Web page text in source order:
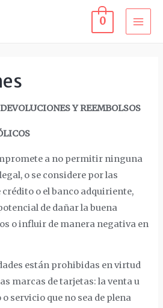
0
Y REEMBOLSOS
a no permitir ninguna
o se considere por las
o el banco adquiriente,
de dañar la buena
o influir de manera negativa en
están prohibidas en virtud
marcas de tarjetas: la venta u
servicio que no sea de plena